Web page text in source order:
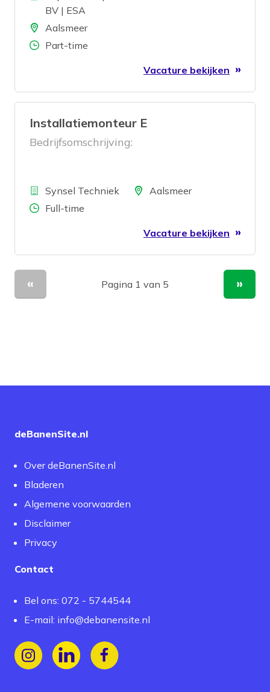
BV | ESA
LocatieAalsmeer
Aantal uren
Part-time
Vacature bekijken
Installatiemonteur E
Bedrijfsomschrijving:
BedrijfSynsel Techniek LocatieAalsmeer
Aantal uren
Full-time
Vacature bekijken
Vorige pagina
Pagina 1 van 5
deBanenSite.nl
Over deBanenSite.nl
Bladeren
Algemene voorwaarden
Disclaimer
Privacy
Contact
Bel ons: 072 - 5744544
E-mail: info@debanensite.nl